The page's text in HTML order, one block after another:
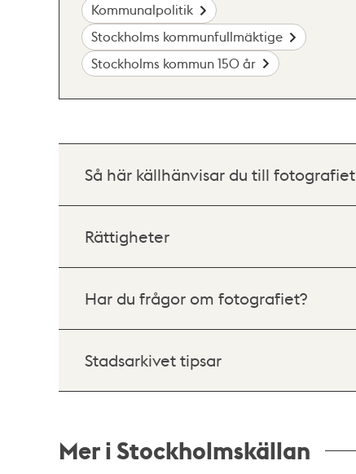
Kommunalpolitik
Stockholms kommunfullmäktige
Stockholms kommun 150 år
Så här källhänvisar du till fotografiet
Rättigheter
Har du frågor om fotografiet?
Stadsarkivet tipsar
Mer i Stockholmskällan